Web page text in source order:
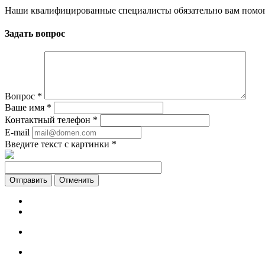
Наши квалифицированные специалисты обязательно вам
Задать вопрос
Вопрос *
Ваше имя *
Контактный телефон *
E-mail
Введите текст с картинки *
Отменить